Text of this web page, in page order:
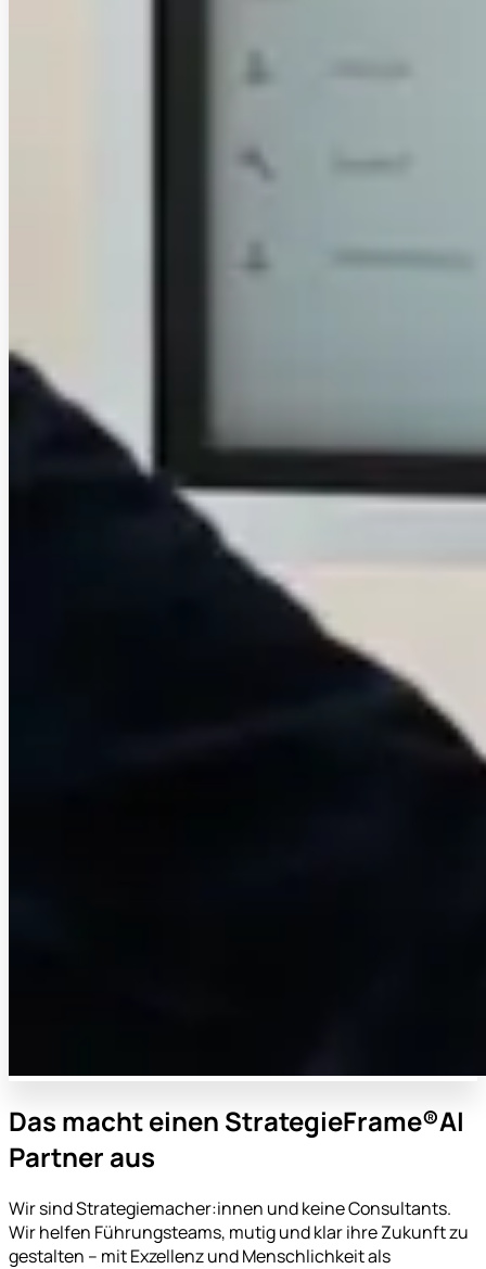
Das macht einen StrategieFrame®AI
Partner aus
Wir sind Strategiemacher:innen und keine Consultants.
Wir helfen Führungsteams, mutig und klar ihre Zukunft zu
gestalten – mit Exzellenz und Menschlichkeit als